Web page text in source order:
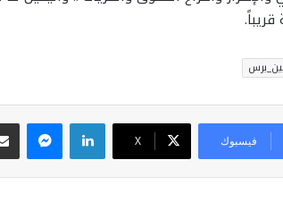
فيسبوك X
لينكدإن